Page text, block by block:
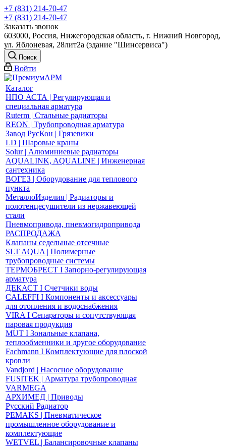
+7 (831) 214-70-47
+7 (831) 214-70-47
Заказать звонок
603000, Россия, Нижегородская область, г. Нижний Новгород,
ул. Яблоневая, 28лит2а (здание "Шинсервиса")
Поиск
Войти
Каталог
НПО АСТА | Регулирующая и
специальная арматура
Ruterm | Стальные радиаторы
REON | Трубопроводная арматура
Завод РусКон | Грязевики
LD | Шаровые краны
Solur | Алюминиевые радиаторы
AQUALINK, AQUALINE | Инженерная
сантехника
ВОГЕЗ | Оборудование для теплового
пункта
МеталлоИзделия | Радиаторы и
полотенцесушители из нержавеющей
стали
Пневмопривода, пневмогидропривода
РАСПРОДАЖА
Клапаны седельные отсечные
SLT AQUA | Полимерные
трубопроводные системы
ТЕРМОБРЕСТ І Запорно-регулирующая
арматура
ДЕКАСТ І Счетчики воды
CALEFFI І Компоненты и аксессуары
для отопления и водоснабжения
VIRA І Сепараторы и сопутствующая
паровая продукция
MUT І Зональные клапана,
теплообменники и другое оборудование
Fachmann І Комплектующие для плоской
кровли
Vandjord | Насосное оборудование
FUSITEK | Арматура трубопроводная
VARMEGA
АРХИМЕД | Приводы
Русский Радиатор
PEMAKS | Пневматическое
промышленное оборудование и
комплектующие
WETVEL | Балансировочные клапаны